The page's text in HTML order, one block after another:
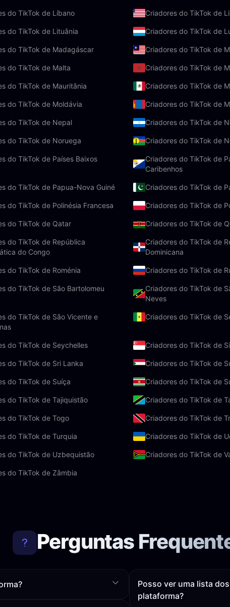
do TikTok de Líbano Criadores do TikTok de
do TikTok de Lituânia Criadores do TikTok de
do TikTok de Madagáscar Criadores do TikTok de
do TikTok de Malta Criadores do TikTok de
do TikTok de Mauritânia Criadores do TikTok de
do TikTok de Moldávia Criadores do TikTok de
do TikTok de Nepal Criadores do TikTok de
do TikTok de Noruega Criadores do TikTok de
do TikTok de Países Baixos
Criadores do TikTok de
Caribenhos
do TikTok de Papua-Nova Guiné Criadores do TikTok de
do TikTok de Polinésia Francesa Criadores do TikTok de
do TikTok de Qatar Criadores do TikTok de
do TikTok de República
do Congo
Criadores do TikTok de
Dominicana
do TikTok de Roménia Criadores do TikTok de
do TikTok de São Bartolomeu
Criadores do TikTok de
Neves
do TikTok de São Vicente e
Criadores do TikTok de
do TikTok de Seychelles Criadores do TikTok de
do TikTok de Sri Lanka Criadores do TikTok de
do TikTok de Suíça Criadores do TikTok de
do TikTok de Tajiquistão Criadores do TikTok de
do TikTok de Togo Criadores do TikTok de
do TikTok de Turquia Criadores do TikTok de
do TikTok de Uzbequistão Criadores do TikTok de
do TikTok de Zâmbia
Perguntas
Posso ver uma lista
plataforma?